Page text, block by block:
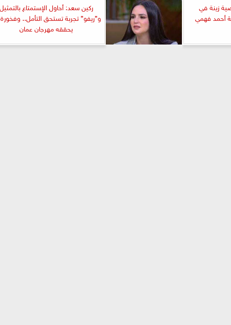
زينة في
أحمد فهمي
ركين سعد: أحاول الإستمتاع
و”ريفو” تجربة تستحق التأمل..
يحققه مهرجان عمان